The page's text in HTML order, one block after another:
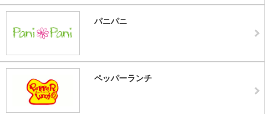
パニパニ
ペッパーランチ